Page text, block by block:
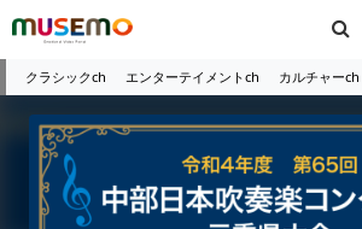
クラシックch エンターテイメントch カルチャーch